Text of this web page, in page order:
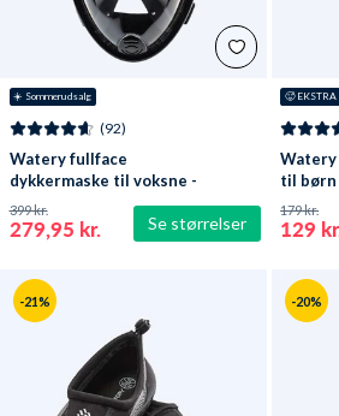
☀️ Sommerudsalg
Se størrelser
(92)
Watery fullface
dykkermaske til voksne -
Oxygen - Sort
279,95 kr.
399 kr.
🥵 EKSTRA
til børn
129
179 kr.
-21% -20%